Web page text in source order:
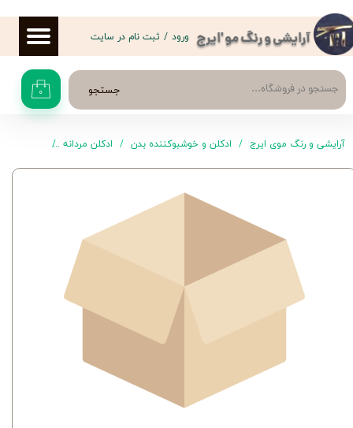
آرایشی و رنگ مو 'ایرج
جستجو ۰
ورود / ثبت نام در سایت
حساب کاربری من
تغییر گذر واژه
سفارشات
خروج از حساب کاربری
آرایشی و رنگ موی ایرج ادکلن و خوشبوکننده بدن ادکلن مردانه